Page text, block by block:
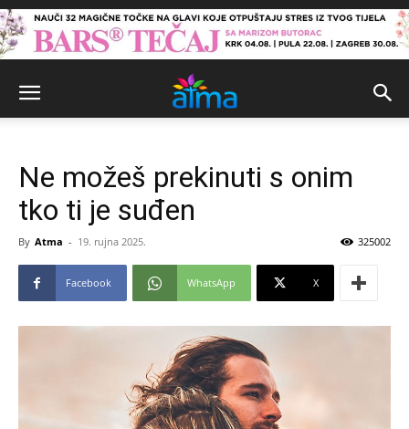
Ne možeš prekinuti s onim
tko ti je suđen
By Atma - 19. rujna 2025. 325002
Facebook WhatsApp X